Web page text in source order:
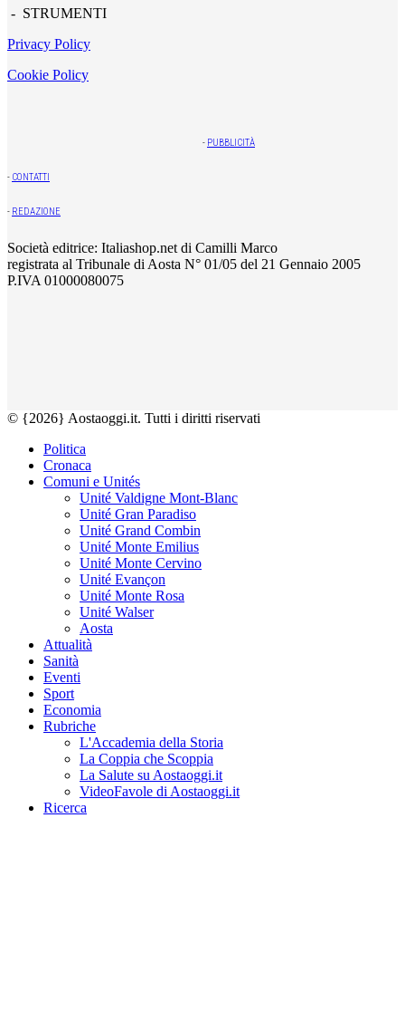
- STRUMENTI
Privacy Policy
Cookie Policy
- PUBBLICITÀ
- CONTATTI
- REDAZIONE
Società editrice: Italiashop.net di Camilli Marco
registrata al Tribunale di Aosta N° 01/05 del 21 Gennaio 2005
P.IVA 01000080075
© {2026} Aostaoggi.it. Tutti i diritti riservati
Politica
Cronaca
Comuni e Unités
Unité Valdigne Mont-Blanc
Unité Gran Paradiso
Unité Grand Combin
Unité Monte Emilius
Unité Monte Cervino
Unité Evançon
Unité Monte Rosa
Unité Walser
Aosta
Attualità
Sanità
Eventi
Sport
Economia
Rubriche
L'Accademia della Storia
La Coppia che Scoppia
La Salute su Aostaoggi.it
VideoFavole di Aostaoggi.it
Ricerca